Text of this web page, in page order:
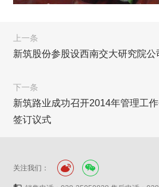
上一条
新筑股份参股设西南交大研究院公
下一条
新筑路业成功召开2014年管理工
签订议式
关注我们：